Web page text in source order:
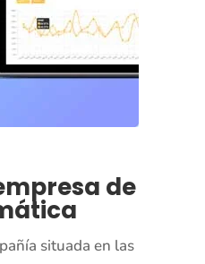
de
situada en las